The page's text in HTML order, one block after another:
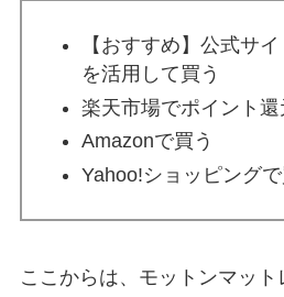
【おすすめ】公式サ
を活用して買う
楽天市場でポイント還
Amazonで買う
Yahoo!ショッピングで
ここからは、モットンマッ